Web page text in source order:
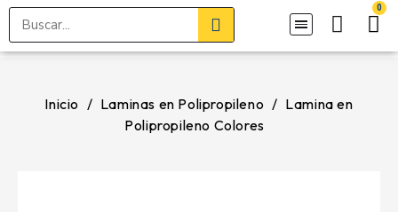
Inicio Laminas en Polipropileno
Lamina en
Polipropileno Colores